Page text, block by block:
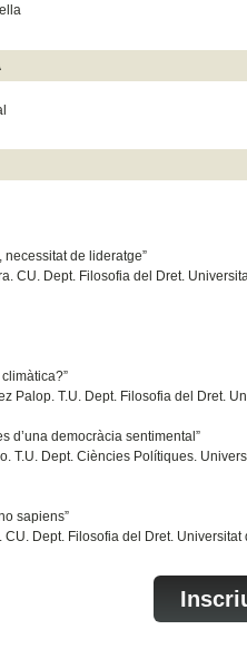
necessitat de lideratge”
CU. Dept. Filosofia del Dret.
Palop. T.U. Dept. Filosofia del Dret.
d’una democràcia sentimental”
T.U. Dept. Ciències Polítiques.
sapiens”
Dept. Filosofia del Dret. Universitat